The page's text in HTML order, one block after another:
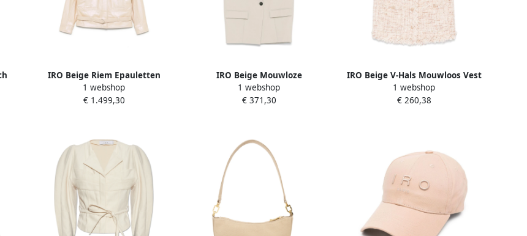
IRO Beige Riem Epauletten
Buitenkleding Beige Dames
1 webshop
€ 1.499,30
IRO Beige Mouwloze
buitenkleding met pieklapels
Beige Dames
1 webshop
€ 371,30
IRO Beige V-Hals Mouwloos Vest
Beige Dames
1 webshop
€ 260,38